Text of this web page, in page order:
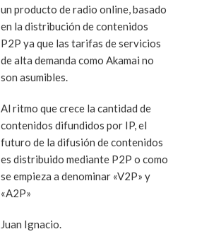
un producto de radio online, basado
en la distribución de contenidos
P2P ya que las tarifas de servicios
de alta demanda como Akamai no
son asumibles.
Al ritmo que crece la cantidad de
contenidos difundidos por IP, el
futuro de la difusión de contenidos
es distribuido mediante P2P o como
se empieza a denominar «V2P» y
«A2P»
Juan Ignacio.